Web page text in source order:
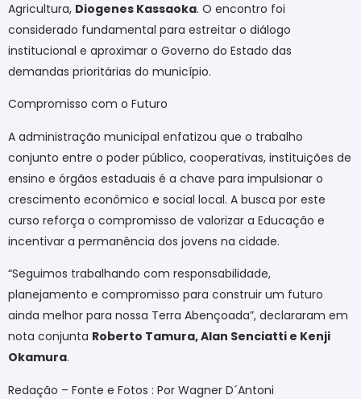
Agricultura, Diogenes Kassaoka. O encontro foi
considerado fundamental para estreitar o diálogo
institucional e aproximar o Governo do Estado das
demandas prioritárias do município.
Compromisso com o Futuro
A administração municipal enfatizou que o trabalho
conjunto entre o poder público, cooperativas, instituições de
ensino e órgãos estaduais é a chave para impulsionar o
crescimento econômico e social local. A busca por este
curso reforça o compromisso de valorizar a Educação e
incentivar a permanência dos jovens na cidade.
“Seguimos trabalhando com responsabilidade,
planejamento e compromisso para construir um futuro
ainda melhor para nossa Terra Abençoada”, declararam em
nota conjunta Roberto Tamura, Alan Senciatti e Kenji
Okamura.
Redação – Fonte e Fotos : Por Wagner D´Antoni